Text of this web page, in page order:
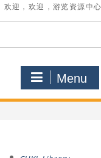
欢迎，欢迎，游览资源中心
Menu